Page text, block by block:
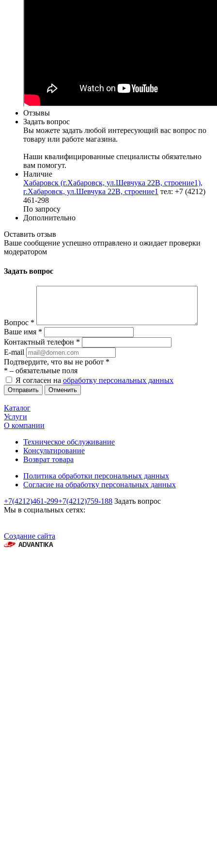
Отзывы
Задать вопрос
Вы можете задать любой интересующий вас вопрос по
товару или работе магазина.
Наши квалифицированные специалисты обязательно
вам помогут.
Наличие
Хабаровск (г.Хабаровск, ул.Шевчука 22В, строение1),
г.Хабаровск, ул.Шевчука 22В, строение1 тел: +7 (4212)
461-298
По запросу
Дополнительно
Оставить отзыв
Ваше сообщение успешно отправлено и ожидает проверки
модератором
Задать вопрос
Вопрос *
Ваше имя *
Контактный телефон *
E-mail
Подтвердите, что вы не робот *
* – обязательные поля
Я согласен на обработку персональных данных
Отменить
Каталог
Услуги
О компании
Техническое обслуживание
Консультирование
Возврат товара
Политика обработки персональных данных
Согласие на обработку персональных данных
+7(4212)461-299+7(4212)759-188 Задать вопрос
Мы в социальных сетях:
Создание сайта